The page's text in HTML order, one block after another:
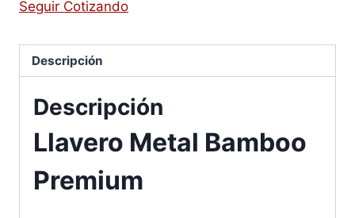
Seguir Cotizando
Descripción
Descripción
Llavero Metal Bamboo
Premium